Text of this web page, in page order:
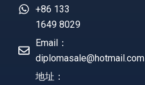
+86 133
1649 8029
Email：
diplomasale@hotmail.com
地址：